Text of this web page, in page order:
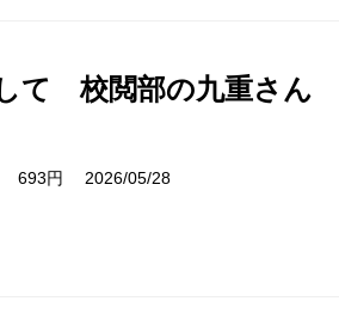
て 校閲部の九重さん
693円 2026/05/28